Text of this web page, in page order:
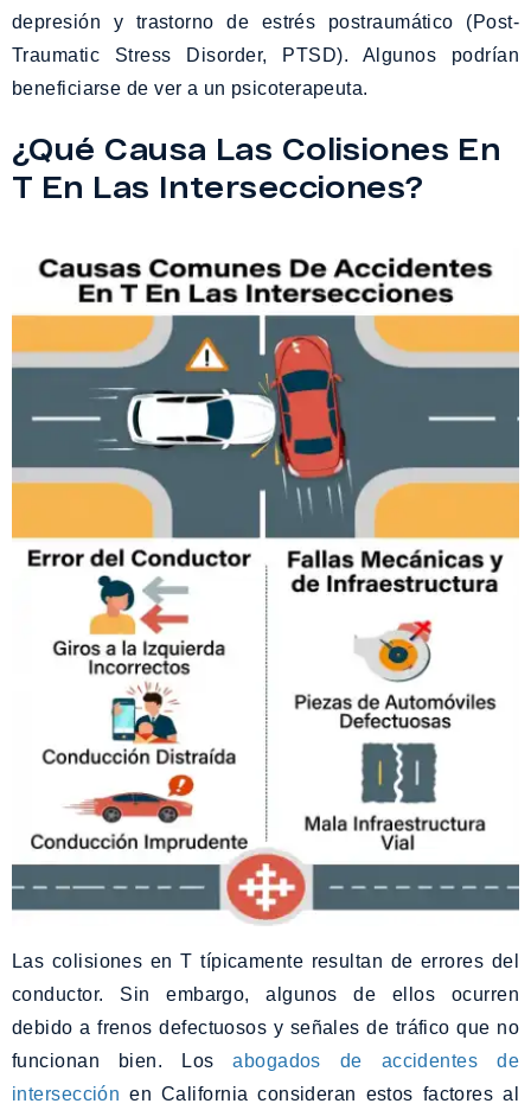
depresión y trastorno de estrés postraumático (Post-
Traumatic Stress Disorder, PTSD). Algunos podrían
beneficiarse de ver a un psicoterapeuta.
¿Qué Causa Las Colisiones En
T En Las Intersecciones?
Las colisiones en T típicamente resultan de errores del
conductor. Sin embargo, algunos de ellos ocurren
debido a frenos defectuosos y señales de tráfico que no
funcionan bien. Losabogados de accidentes de
intersección en California consideran estos factores al